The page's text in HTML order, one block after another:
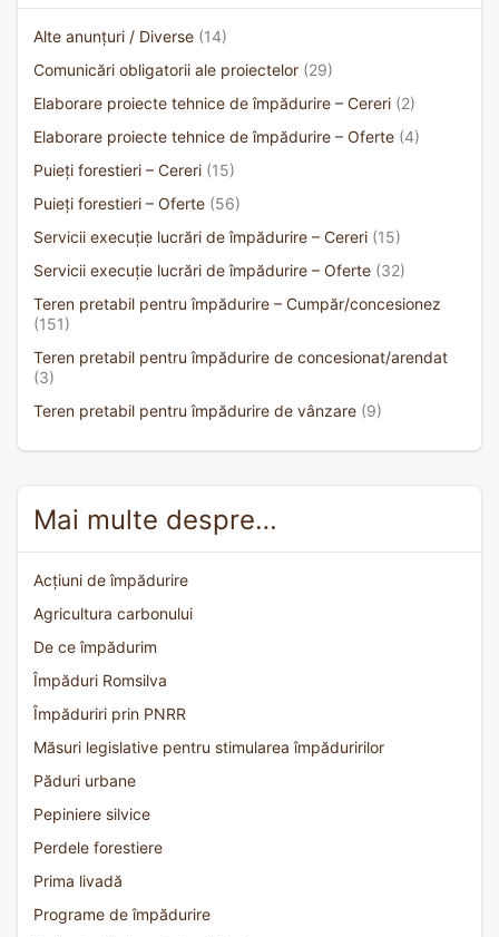
Alte anunțuri / Diverse (14)
Comunicări obligatorii ale proiectelor (29)
Elaborare proiecte tehnice de împădurire – Cereri (2)
Elaborare proiecte tehnice de împădurire – Oferte (4)
Puieți forestieri – Cereri (15)
Puieți forestieri – Oferte (56)
Servicii execuție lucrări de împădurire – Cereri (15)
Servicii execuție lucrări de împădurire – Oferte (32)
Teren pretabil pentru împădurire – Cumpăr/concesionez
(151)
Teren pretabil pentru împădurire de concesionat/arendat
(3)
Teren pretabil pentru împădurire de vânzare (9)
Mai multe despre…
Acțiuni de împădurire
Agricultura carbonului
De ce împădurim
Împăduri Romsilva
Împăduriri prin PNRR
Măsuri legislative pentru stimularea împăduririlor
Păduri urbane
Pepiniere silvice
Perdele forestiere
Prima livadă
Programe de împădurire